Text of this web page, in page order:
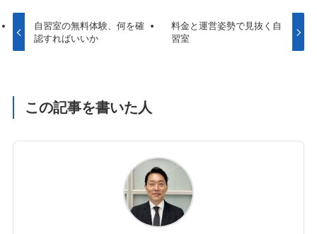
自習室の無料体験、何を確
認すればいいか
料金と運営姿勢で見抜く自
習室
この記事を書いた人